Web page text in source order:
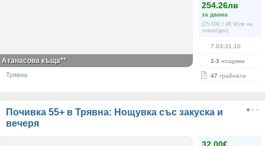
254.26лв
за двама
(25.00€ / 48.90лв на
човек/ден)
7.03-31.10
2-3 нощувки
47 грабнати
Атанасова къща**
Трявна
Почивка 55+ в Трявна: Нощувка със закуска и
вечеря